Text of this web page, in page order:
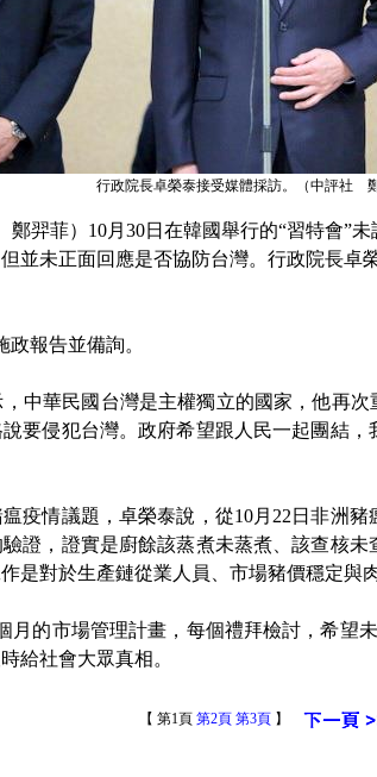
行政院長卓榮泰接受媒體採訪。（中評社 鄭
菲）10月30日在韓國舉行的“習特會”未
並未正面回應是否協防台灣。行政院長卓
報告並備詢。
華民國台灣是主權獨立的國家，他再次
要侵犯台灣。政府希望跟人民一起團結
情議題，卓榮泰說，從10月22日非洲豬
證，證實是廚餘該蒸煮未蒸煮、該查核
是對於生產鏈從業人員、市場豬價穩定與
的市場管理計畫，每個禮拜檢討，希望
給社會大眾真相。
【 第1頁 第2頁 第3頁 】